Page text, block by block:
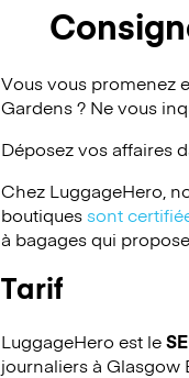
Vous vous promenez
Gardens ? Ne vous
Déposez vos affaires
Chez LuggageHero,
boutiquessont
à bagages qui
Tarif
LuggageHero est le
journaliers à Glasgow